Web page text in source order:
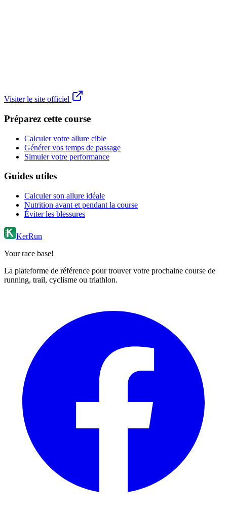
Visiter le site officiel
Préparez cette course
Calculer votre allure cible
Générer vos temps de passage
Simuler votre performance
Guides utiles
Calculer son allure idéale
Nutrition avant et pendant la course
Éviter les blessures
KerRun
Your race base!
La plateforme de référence pour trouver votre prochaine course de
running, trail, cyclisme ou triathlon.